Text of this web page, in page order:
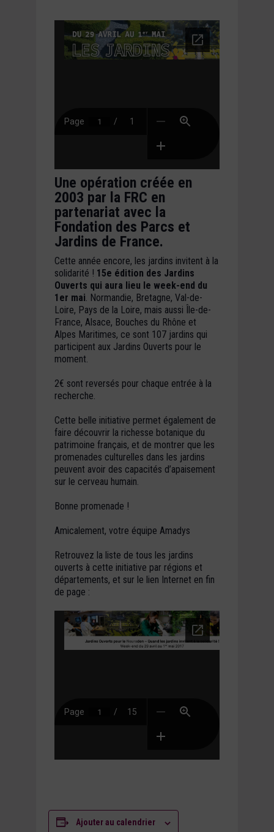
Une opération créée en
2003 par la FRC en
partenariat avec la
Fondation des Parcs et
Jardins de France.
Cette année encore, les jardins invitent à la
solidarité ! 15e édition des Jardins
Ouverts qui aura lieu le week-end du
1er mai. Normandie, Bretagne, Val-de-
Loire, Pays de la Loire, mais aussi Île-de-
France, Alsace, Bouches du Rhône et
Alpes Maritimes, ce sont 107 jardins qui
participent aux Jardins Ouverts pour le
moment.
2€ sont reversés pour chaque entrée à la
recherche.
Cette belle initiative permet également de
faire découvrir la richesse botanique du
patrimoine français, et de montrer que les
promenades culturelles dans les jardins
peuvent avoir des capacités d’apaisement
sur le cerveau humain.
Bonne promenade !
Amicalement, votre équipe Amadys
Retrouvez la liste de tous les jardins
ouverts à cette initiative par régions et
départements, et sur le lien Internet en fin
de page :
Ajouter au calendrier